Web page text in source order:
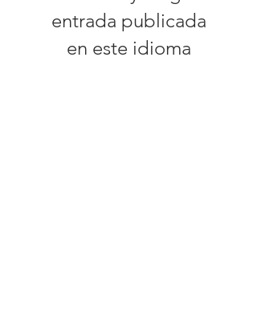
entrada publicada
en este idioma